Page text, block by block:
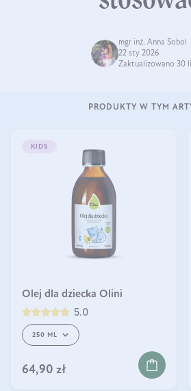
mgr inż. Anna Sobol
22 sty 2026
Zaktualizowano 30
PRODUKTY W TYM
KIDS
Olej dla dziecka Olini
5.0
250 ML
64,90 zł DO KOSZYKA